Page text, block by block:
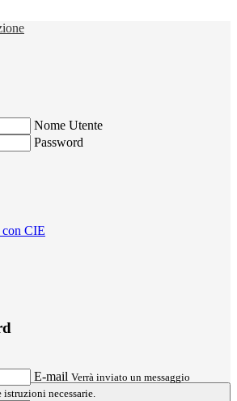
Nome Utente
Password
con CIE
E-mail Verrà inviato un messaggio
necessarie.